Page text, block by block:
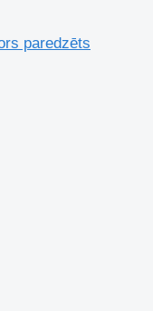
paredzēts